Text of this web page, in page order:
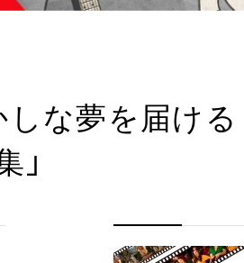
な夢を届ける